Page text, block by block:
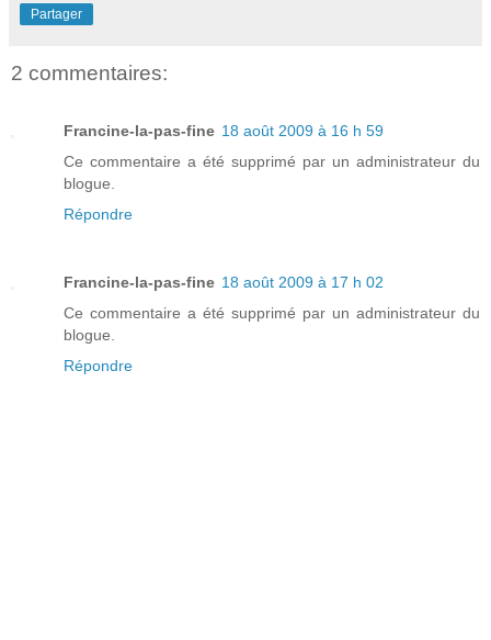
Partager
2 commentaires:
Francine-la-pas-fine 18 août 2009 à 16 h 59
Ce commentaire a été supprimé par un administrateur du
blogue.
Répondre
Francine-la-pas-fine 18 août 2009 à 17 h 02
Ce commentaire a été supprimé par un administrateur du
blogue.
Répondre